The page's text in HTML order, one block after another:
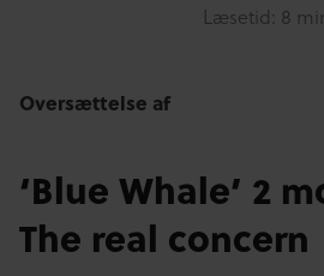
Læsetid: 8
Oversættelse af
‘Blue Whale’ 2
The real concern